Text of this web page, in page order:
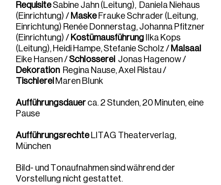
RequisiteSabine Jahn (Leitung), Daniela Niehaus
(Einrichtung) / MaskeFrauke Schrader (Leitung,
Einrichtung) Renée Donnerstag, Johanna Pfitzner
(Einrichtung) / Kostümausführung Ilka Kops
(Leitung), Heidi Hampe, Stefanie Scholz / Malsaal
Eike Hansen /Schlosserei Jonas Hagenow /
DekorationRegina Nause, Axel Ristau /
Tischlerei Maren Blunk
Aufführungsdauer ca. 2 Stunden, 20 Minuten, eine
Pause
AufführungsrechteLITAG Theaterverlag,
München
Bild- und Tonaufnahmen sind während der
Vorstellung nicht gestattet.